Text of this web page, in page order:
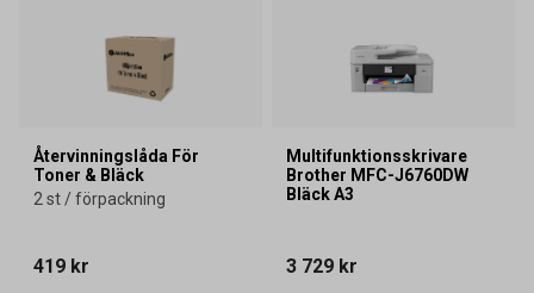
Återvinningslåda För
Toner & Bläck
2 st / förpackning
419 kr
Multifunktionsskrivare
Brother MFC-J6760DW
Bläck A3
3 729 kr